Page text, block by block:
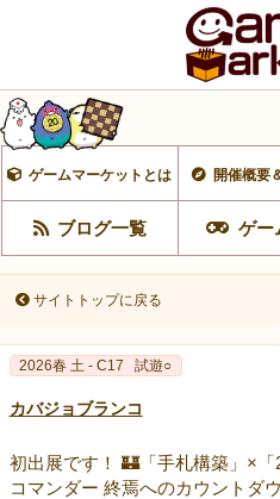
ゲームマーケットとは 開催概要
ブログ一覧 ゲー
サイトトップに戻る
2026春 土 - C17 試遊○
カバジョブランコ
初出展です！ 🏰「手札構築」×「
コマンダー 終焉へのカウントダ